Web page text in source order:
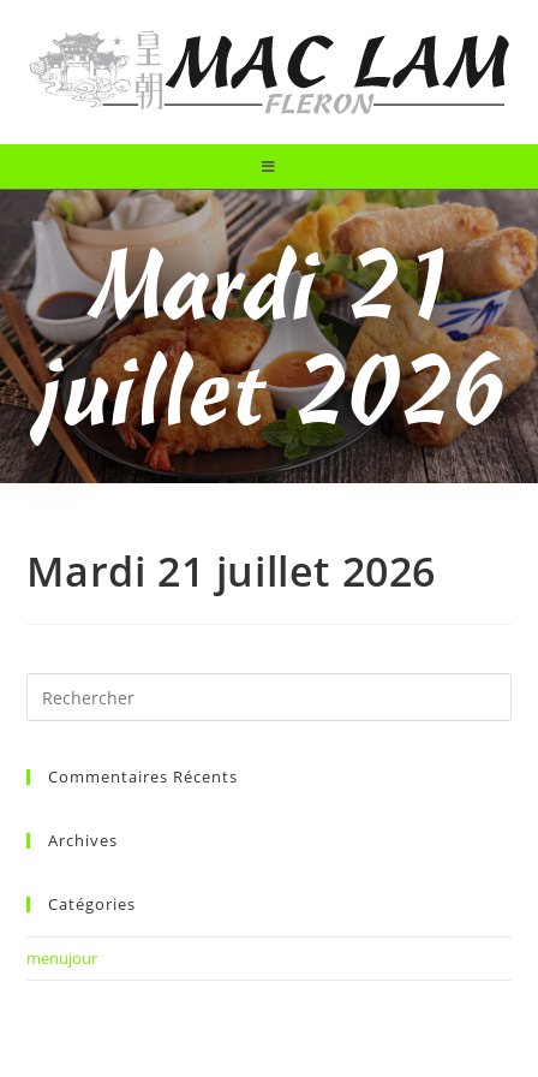
Mardi 21
juillet 2026
Mardi 21 juillet 2026
Commentaires Récents
Archives
Catégories
menujour